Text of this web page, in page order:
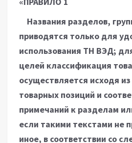
Названия разделов,
приводятся только для
использования ТН ВЭД;
целей классификация
осуществляется исходя
товарных позиций и
примечаний к разделам
если такими текстами не
иное, в соответствии со